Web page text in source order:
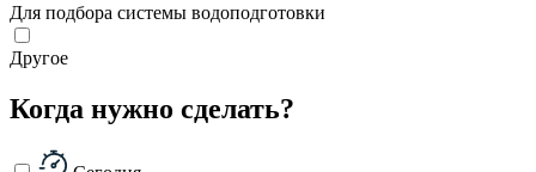
Для подбора системы водоподготовки
Другое
Когда нужно сделать?